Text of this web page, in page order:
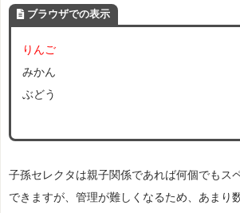
ブラウザでの表示
りんご
みかん
ぶどう
子孫セレクタは親子関係であれば何個でもス
できますが、管理が難しくなるため、あまり